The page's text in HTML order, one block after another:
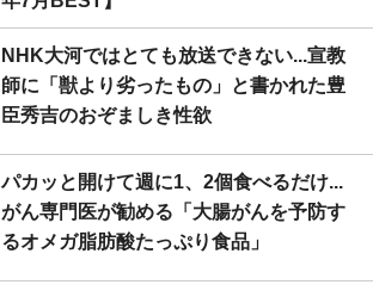
NHK大河ではとても放送できない...宣教
師に「獣より劣ったもの」と書かれた豊
臣秀吉のおぞましき性欲
パカッと開けて週に1、2個食べるだけ...
がん専門医が勧める「大腸がんを予防す
るオメガ脂肪酸たっぷり食品」